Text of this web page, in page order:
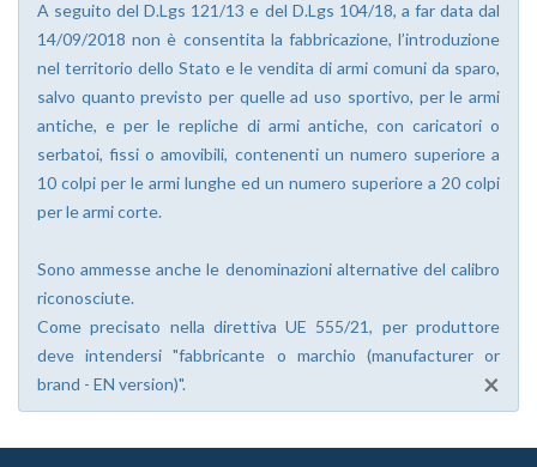
A seguito del D.Lgs 121/13 e del D.Lgs 104/18, a far data dal
14/09/2018 non è consentita la fabbricazione, l’introduzione
nel territorio dello Stato e le vendita di armi comuni da sparo,
salvo quanto previsto per quelle ad uso sportivo, per le armi
antiche, e per le repliche di armi antiche, con caricatori o
serbatoi, fissi o amovibili, contenenti un numero superiore a
10 colpi per le armi lunghe ed un numero superiore a 20 colpi
per le armi corte.
Sono ammesse anche le denominazioni alternative del calibro
riconosciute.
Come precisato nella direttiva UE 555/21, per produttore
deve intendersi "fabbricante o marchio (manufacturer or
brand - EN version)".
×